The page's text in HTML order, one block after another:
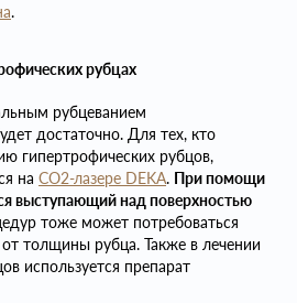
.
рубцах
рубцеванием
достаточно. Для тех, кто
гипертрофических рубцов,
на СО2-лазере DEKA. При помощи
выступающий над поверхностью
тоже может потребоваться
от толщины рубца. Также в лечении
используется препарат